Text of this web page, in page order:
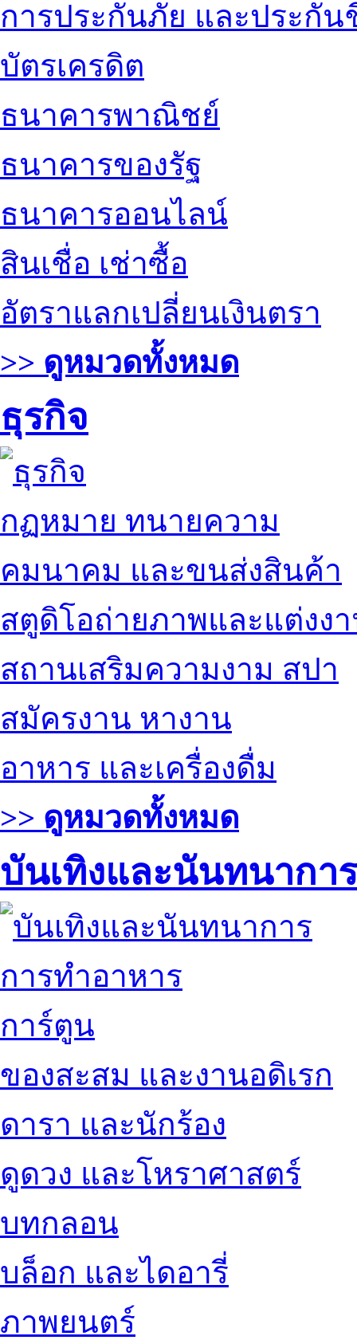
การประกันภัย และประกัน
บัตรเครดิต
ธนาคารพาณิชย์
ธนาคารของรัฐ
ธนาคารออนไลน์
สินเชื่อ เช่าซื้อ
อัตราแลกเปลี่ยนเงินตรา
>> ดูหมวดทั้งหมด
ธุรกิจ
กฏหมาย ทนายความ
คมนาคม และขนส่งสินค้า
สตูดิโอถ่ายภาพและแต่งง
สถานเสริมความงาม สปา
สมัครงาน หางาน
อาหาร และเครื่องดื่ม
>> ดูหมวดทั้งหมด
บันเทิงและนันทนาการ
การทำอาหาร
การ์ตูน
ของสะสม และงานอดิเรก
ดารา และนักร้อง
ดูดวง และโหราศาสตร์
บทกลอน
บล็อก และไดอารี่
ภาพยนตร์